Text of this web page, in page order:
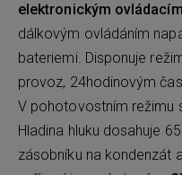
elektronickým
dálkovým ovládáním
bateriemi. Disponuje
provoz, 24hodinovým
V pohotovostním režimu
Hladina hluku dosahuje
zásobníku na kondenzát